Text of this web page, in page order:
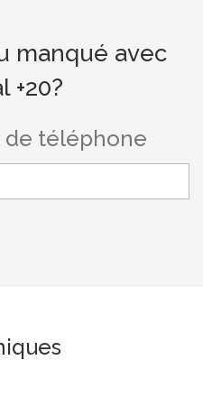
manqué avec
+20?
de téléphone